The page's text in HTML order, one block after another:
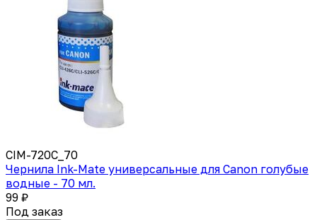
CIM-720C_70
Чернила Ink-Mate универсальные для Canon голубые
водные - 70 мл.
99 ₽
Под заказ